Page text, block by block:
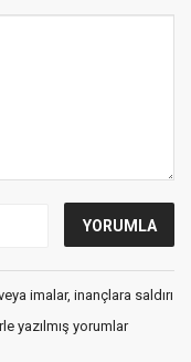
imalar, inançlara saldırı
yazılmış yorumlar